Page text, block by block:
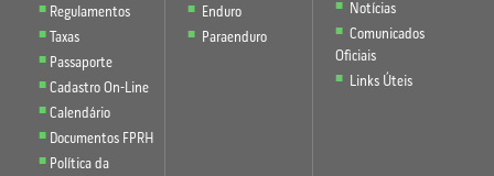
Regulamentos
Taxas
Passaporte
Cadastro On-Line
Calendário
Documentos FPRH
Política da
Enduro
Paraenduro
Notícias
Comunicados
Oficiais
Links Úteis